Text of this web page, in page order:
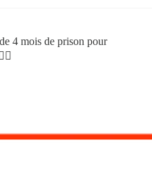
4 mois de prison pour